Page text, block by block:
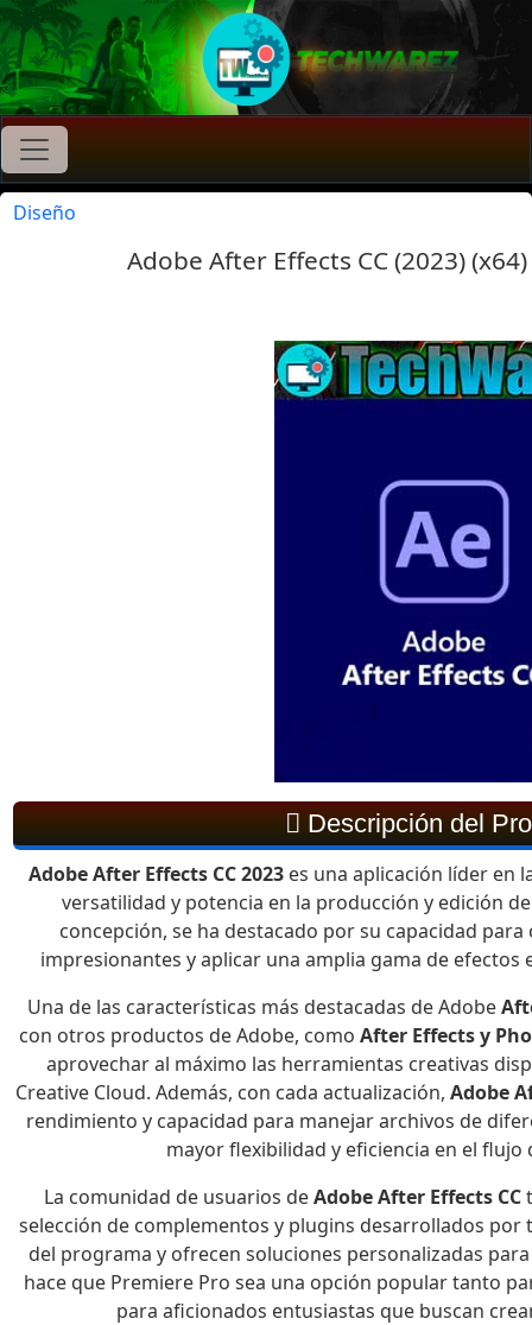
Diseño
Adobe After Effects CC (2023)
Descripción del
Adobe After Effects CC 2023es una aplicación líder en
versatilidad y potencia en la producción y edición
concepción, se ha destacado por su capacidad
impresionantes y aplicar una amplia gama de efectos
Una de las características más destacadas de Adobe
con otros productos de Adobe, comoAfter Effects y
aprovechar al máximo las herramientas creativas
Creative Cloud. Además, con cada actualización,Adobe
rendimiento y capacidad para manejar archivos de
mayor flexibilidad y eficiencia en el flujo
La comunidad de usuarios deAdobe After Effects CC
selección de complementos y plugins desarrollados por
del programa y ofrecen soluciones personalizadas
hace que Premiere Pro sea una opción popular tanto
para aficionados entusiastas que buscan